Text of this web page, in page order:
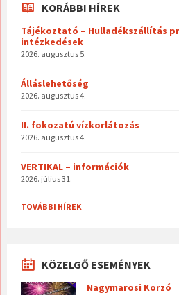
KORÁBBI HÍREK
Tájékoztató – Hulladékszállítás
intézkedések
2026. augusztus 5.
Álláslehetőség
2026. augusztus 4.
II. fokozatú vízkorlátozás
2026. augusztus 4.
VERTIKAL – információk
2026. július 31.
TOVÁBBI HÍREK
KÖZELGŐ ESEMÉNYEK
Nagymarosi Korzó